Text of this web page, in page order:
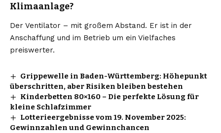
Klimaanlage?
Der Ventilator – mit großem Abstand. Er ist in der
Anschaffung und im Betrieb um ein Vielfaches
preiswerter.
Grippewelle in Baden-Württemberg: Höhepunkt
überschritten, aber Risiken bleiben bestehen
Kinderbetten 80×160 – Die perfekte Lösung für
kleine Schlafzimmer
Lotterieergebnisse vom 19. November 2025:
Gewinnzahlen und Gewinnchancen